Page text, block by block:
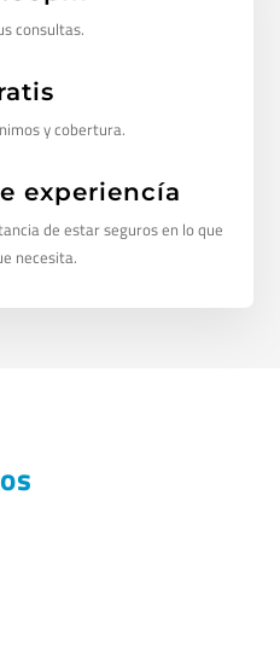
consultas.
y cobertura.
experiencía
de estar seguros en lo que
necesita.